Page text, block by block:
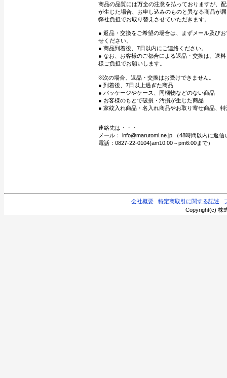
商品の品質には万全の注意を払っておりますが、
が生じた場合、お申し込みのものと異なる商品が
弊社負担でお取り替えさせていただきます。
● 返品・交換をご希望の場合は、まずメール及び
せください。
● 商品到着後、7日以内にご連絡ください。
● なお、お客様のご都合による返品・交換は、送
様ご負担でお願いします。
※次の場合、返品・交換はお受けできません。
● 到着後、7日以上過ぎた商品
● パッケージやケース、同梱物などのない商品
● お客様のもとで破損・汚損が生じた商品
● 家紋入れ商品・名入れ商品やお取り寄せ商品、
連絡先は・・・
メール： info@marutomi.ne.jp （48時間以内に返信
電話：0827-22-0104(am10:00～pm6:00まで）
会社概要 特定商取引に関する記述
Copyright(c) 株